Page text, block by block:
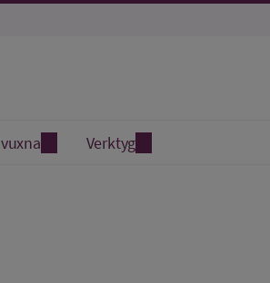
Verktyg